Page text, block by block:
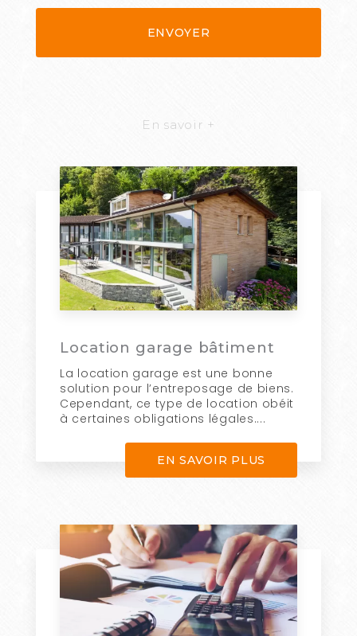
En savoir +
Location garage bâtiment
La location garage est une bonne
solution pour l’entreposage de biens.
Cependant, ce type de location obéit
à certaines obligations légales....
EN SAVOIR PLUS